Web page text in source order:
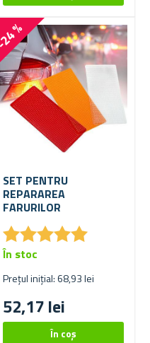
-24 %
SET PENTRU
REPARAREA
FARURILOR
★★★★★
★★★★★
Prețul inițial: 68,93 lei
52,17 lei
În stoc